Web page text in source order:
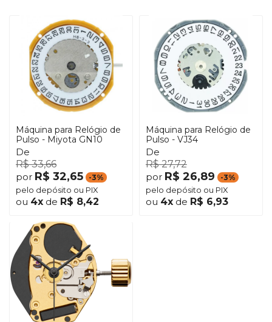
Máquina para Relógio de
Pulso - Miyota GN10
De
R$ 33,66
por R$ 32,65 -3%
pelo depósito ou PIX
ou 4x de R$ 8,42
Máquina para Relógio de
Pulso - VJ34
De
R$ 27,72
por R$ 26,89 -3%
pelo depósito ou PIX
ou 4xde R$ 6,93